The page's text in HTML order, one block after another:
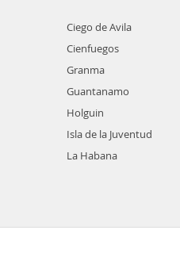
Ciego de Avila
Cienfuegos
Granma
Guantanamo
Holguin
Isla de la Juventud
La Habana